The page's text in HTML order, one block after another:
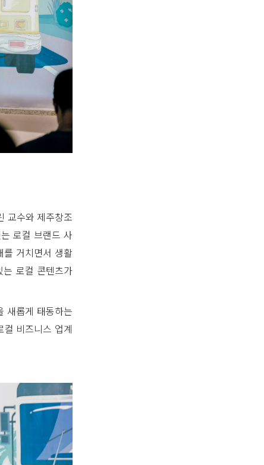
교수와 제주창조
로컬 브랜드 사
거치면서 생활
로컬 콘텐츠가
새롭게 태동하는
비즈니스 업계